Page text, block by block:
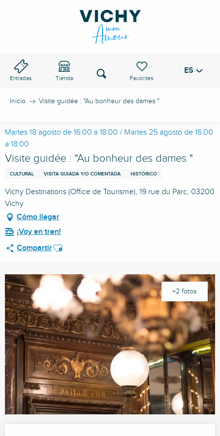
Entradas Tienda
Voir les favoris
Buscar ES
Inicio Visite guidée : "Au bonheur des dames "
Martes 18 agosto de 16:00 a 18:00 / Martes 25 agosto de 16:00
a 18:00
Visite guidée : "Au bonheur des dames "
CULTURAL VISITA GUIADA Y/O COMENTADA HISTÓRICO
Vichy Destinations (Office de Tourisme), 19 rue du Parc, 03200
Vichy
Cómo llegar
¡Voy en tren!
CompartirAjouter aux favoris
+2 fotos